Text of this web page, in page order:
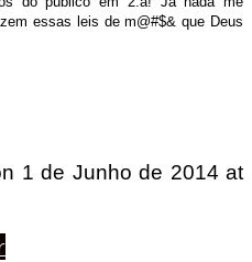
essas leis de m@#$& que Deus
1 de Junho de 2014at